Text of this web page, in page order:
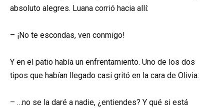
absoluto alegres. Luana corrió hacia allí:
– ¡No te escondas, ven conmigo!
Y en el patio había un enfrentamiento. Uno de los dos
tipos que habían llegado casi gritó en la cara de Olivia:
– …no se la daré a nadie, ¿entiendes? Y qué si está